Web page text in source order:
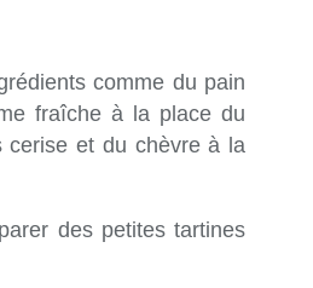
comme du pain
fraîche à la place du
cerise et du chèvre à la
des petites tartines